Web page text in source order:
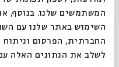
המשתמשים שלנו. בנוסף,
השימוש באתר שלנו עם
החברתית, הפרסום וניתוח
לשלב את הנתונים האלה
the Hebrew
the president’s
Week, in tribute to
סגור